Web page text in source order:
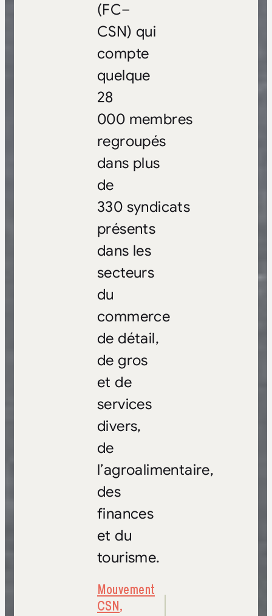
(FC–
CSN) qui
compte
quelque
28
000 membres
regroupés
dans plus
de
330 syndicats
présents
dans les
secteurs
du
commerce
de détail,
de gros
et de
services
divers,
de
l’agroalimentaire,
des
finances
et du
tourisme.
Mouvement
CSN,